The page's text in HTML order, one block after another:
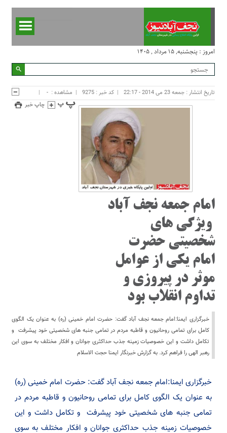
امروز : پنجشنبه, ۱۵ مرداد , ۱۴۰۵
تاریخ انتشار : جمعه 23 می 2014 - 22:17 کد خبر : 9275 مشاهده : -
چاپ خبر
امام جمعه نجف آباد
ویژگی های
شخصیتی حضرت
امام یکی از عوامل
موثر در پیروزی و
تداوم انقلاب بود
خبرگزاری ایمنا:امام جمعه نجف آباد گفت: حضرت امام خمینی (ره) به عنوان یک الگوی
کامل برای تمامی روحانیون و قاطبه مردم در تمامی جنبه های شخصیتی خود پیشرفت و
تکامل داشت و این خصوصیات زمینه جذب حداکثری جوانان و افکار مختلف به سوی این
رهبر الهی را فراهم کرد. به گزارش خبرنگار ایمنا حجت الاسلام
خبرگزاری ایمنا:امام جمعه نجف آباد گفت: حضرت امام خمینی (ره)
به عنوان یک الگوی کامل برای تمامی روحانیون و قاطبه مردم در
تمامی جنبه های شخصیتی خود پیشرفت و تکامل داشت و این
خصوصیات زمینه جذب حداکثری جوانان و افکار مختلف به سوی